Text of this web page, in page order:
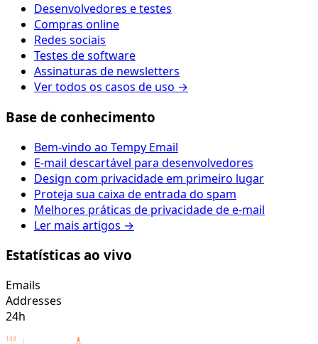
Desenvolvedores e testes
Compras online
Redes sociais
Testes de software
Assinaturas de newsletters
Ver todos os casos de uso →
Base de conhecimento
Bem-vindo ao Tempy Email
E-mail descartável para desenvolvedores
Design com privacidade em primeiro lugar
Proteja sua caixa de entrada do spam
Melhores práticas de privacidade de e-mail
Ler mais artigos →
Estatísticas ao vivo
Emails
Addresses
24h
144